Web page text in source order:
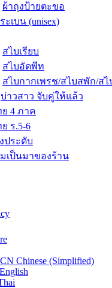
ผ้าถุงป้ายตะขอ
ะเบน (unisex)
สไบเรียบ
สไบอัดพีท
สไบกากเพรช/สไบสพัก/สไ
าวสาว จับคู่ให้แล้ว
4 ภาค
ร.5-6
ประดับ
เป็นมาของร้าน
Chinese (Simplified)
English